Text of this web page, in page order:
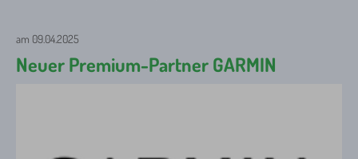
am 09.04.2025
Neuer Premium-Partner GARMIN